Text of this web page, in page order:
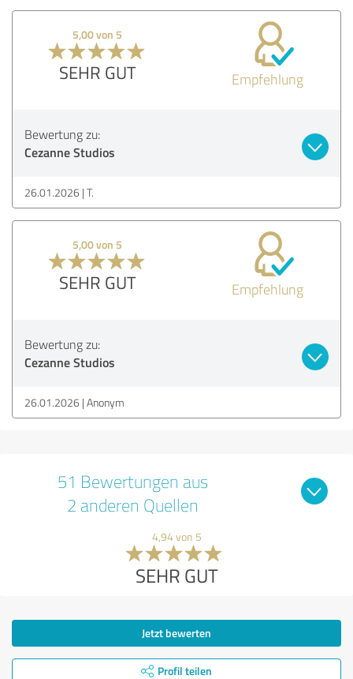
5,00 von 5
SEHR GUT Empfehlung
Bewertung zu:
Cezanne Studios
26.01.2026 T.
5,00 von 5
SEHR GUT Empfehlung
Bewertung zu:
Cezanne Studios
26.01.2026 Anonym
51 Bewertungen aus
2 anderen Quellen
4,94 von 5
SEHR GUT
Jetzt bewerten
Profil teilen